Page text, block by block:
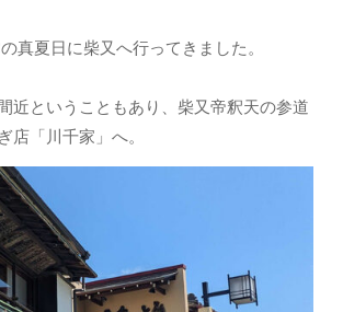
真夏日に柴又へ行ってきました。
近ということもあり、柴又帝釈天の参道
店「川千家」へ。